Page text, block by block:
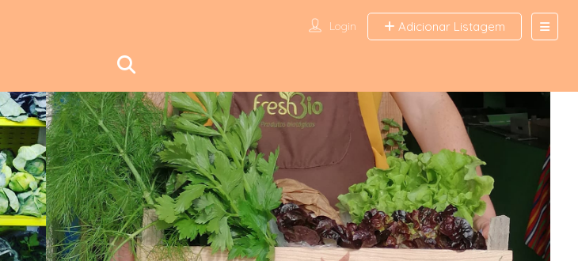
Login Adicionar Listagem